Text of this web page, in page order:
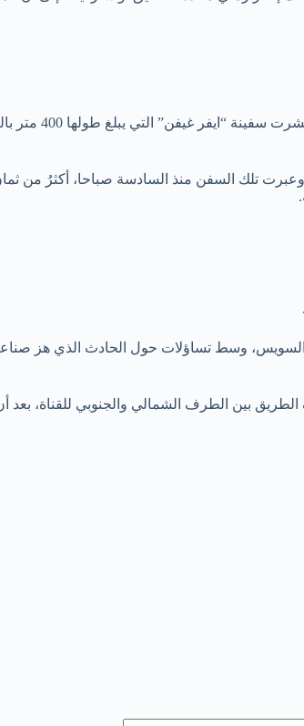
يذكر أن تعطل
أن الملاحة عادت لمعدلاتها الطبيعية بمرور 81 سفينة في القناة. وعبرت تلك
وسط تساؤلات حول الحادث الذي هز صناعة
بين الطرف الشمالي والجنوبي للقناة، بعد